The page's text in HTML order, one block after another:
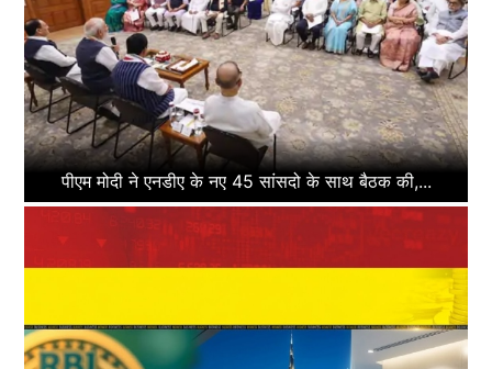
पीएम मोदी ने एनडीए के नए 45 सांसदो के साथ बैठक की,...